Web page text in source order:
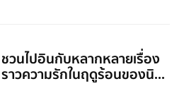
ชวนไปอินกับหลากหลายเรื่อง
ราวความรักในฤดูร้อนของนิ...